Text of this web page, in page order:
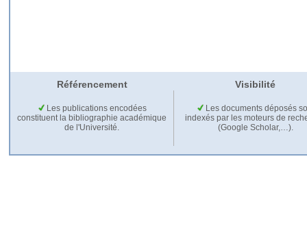
Référencement Visibilité
Les publications encodées
constituent la bibliographie académique
de l'Université.
Les documents déposés
indexés par les moteurs de
(Google Scholar,…).